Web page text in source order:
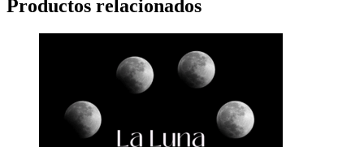
2025
Productos relacionados